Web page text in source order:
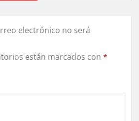
electrónico no será
están marcados con *